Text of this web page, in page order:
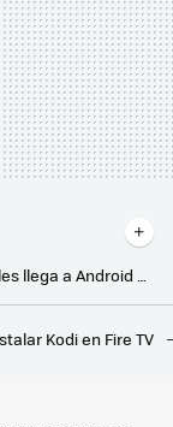
La función de YouTube que estaba en móviles llega a Android TV y Google TV. Así puedes usarla en tu tele y en el Chromecast
Tres ajustes de Alexa sin los que no puedo vivir. Sin ellos me ponía de los nervios
Lidl arrasa con este tendedero plegable que te permitirá secar la ropa más rápido que nunca: tiene función secadora, y ahora está rebajado
Kodi en Fire TV